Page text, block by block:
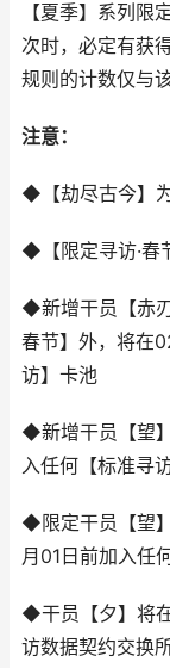
【夏季】系列
次时，必定有获
规则的计数仅与
注意：
◆【劫尽古今】
◆【限定寻访·春
◆新增干员【赤
春节】外，将在
访】卡池
◆新增干员【望
入任何【标准寻访
◆限定干员【望
月01日前加入任
◆干员【夕】将
访数据契约交换